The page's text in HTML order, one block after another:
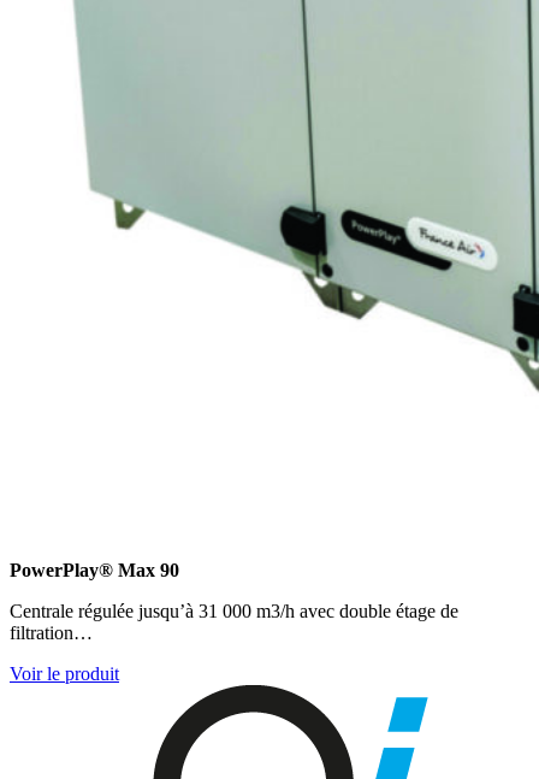
PowerPlay® Max 90
Centrale régulée jusqu’à 31 000 m3/h avec double étage de
filtration…
Voir le produit